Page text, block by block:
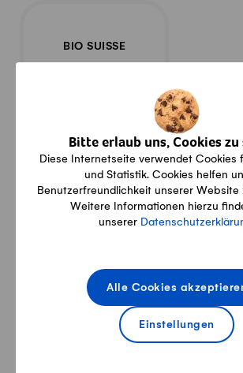
Bitte erlaub uns, Cookies zu
Diese Internetseite verwendet Cookies
und Statistik. Cookies helfen
Benutzerfreundlichkeit unserer Website
Weitere Informationen hierzu
unserer
Einstellungen
Alle Cookies
BIO SUISSE
Unser Kontakt
Steinbruch 1, 8372 Wiezikon
071 966 42 50